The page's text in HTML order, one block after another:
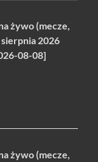
żywo (mecze,
2026
08-08]
żywo (mecze,